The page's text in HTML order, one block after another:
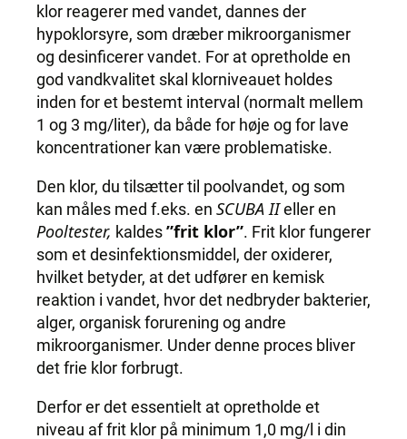
klor reagerer med vandet, dannes der
hypoklorsyre, som dræber mikroorganismer
og desinficerer vandet. For at opretholde en
god vandkvalitet skal klorniveauet holdes
inden for et bestemt interval (normalt mellem
1 og 3 mg/liter), da både for høje og for lave
koncentrationer kan være problematiske.
Den klor, du tilsætter til poolvandet, og som
kan måles med f.eks. en SCUBA IIeller en
Pooltester, kaldes”frit klor”. Frit klor fungerer
som et desinfektionsmiddel, der oxiderer,
hvilket betyder, at det udfører en kemisk
reaktion i vandet, hvor det nedbryder bakterier,
alger, organisk forurening og andre
mikroorganismer. Under denne proces bliver
det frie klor forbrugt.
Derfor er det essentielt at opretholde et
niveau af frit klor på minimum 1,0 mg/l i din